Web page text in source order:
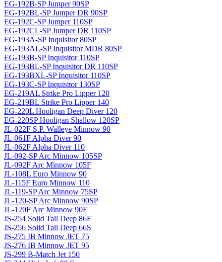
EG-192B-SP Jumper 90SP
EG-192BL-SP Jumper DR 90SP
EG-192C-SP Jumper 110SP
EG-192CL-SP Jumper DR 110SP
EG-193A-SP Inquisitor 80SP
EG-193AL-SP Inquisitor MDR 80SP
EG-193B-SP Inquisitor 110SP
EG-193BL-SP Inquisitor DR 110SP
EG-193BXL-SP Inquisitor 110SP
EG-193C-SP Inquisitor 130SP
EG-219AL Strike Pro Lipper 120
EG-219BL Strike Pro Lipper 140
EG-220L Hooligan Deep Diver 120
EG-220SP Hooligan Shallow 120SP
JL-022F S.P. Walleye Minnow 90
JL-061F Alpha Diver 90
JL-062F Alpha Diver 110
JL-092-SP Arc Minnow 105SP
JL-092F Arc Minnow 105F
JL-108L Euro Minnow 90
JL-115F Euro Minnow 110
JL-119-SP Arc Minnow 75SP
JL-120-SP Arc Minnow 90SP
JL-120F Arc Minnow 90F
JS-254 Solid Tail Deep 86F
JS-256 Solid Tail Deep 66S
JS-275 IB Minnow JET 75
JS-276 IB Minnow JET 95
JS-299 B-Match Jet 150